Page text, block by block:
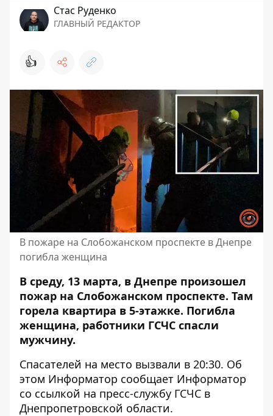
Стаc Руденко
ГЛАВНЫЙ РЕДАКТОР
👍
В пожаре на Слобожанском проспекте в Днепре
погибла женщина
В среду, 13 марта, в Днепре произошел
пожар на Слобожанском проспекте. Там
горела квартира в 5-этажке. Погибла
женщина, работники ГСЧС спасли
мужчину.
Спасателей на место вызвали в 20:30. Об
этом Информатор сообщает Информатор
со ссылкой на пресс-службу ГСЧС в
Днепропетровской области.